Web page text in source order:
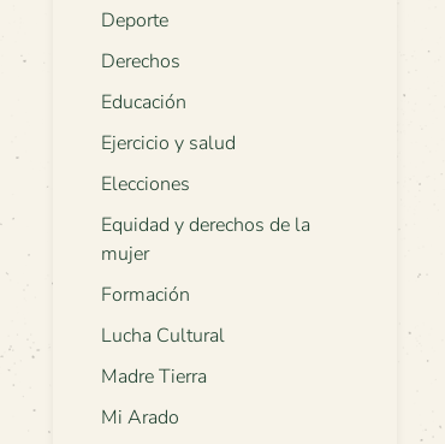
Deporte
Derechos
Educación
Ejercicio y salud
Elecciones
Equidad y derechos de la
mujer
Formación
Lucha Cultural
Madre Tierra
Mi Arado